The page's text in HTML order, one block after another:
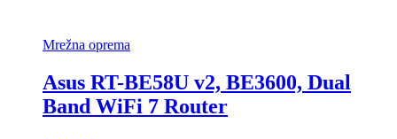
Mrežna oprema
Asus RT-BE58U v2, BE3600, Dual
Band WiFi 7 Router